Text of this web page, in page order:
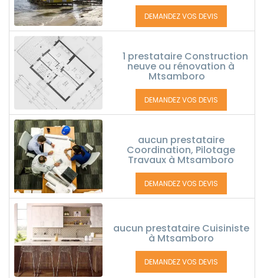
DEMANDEZ VOS DEVIS
1 prestataire Construction
neuve ou rénovation à
Mtsamboro
DEMANDEZ VOS DEVIS
aucun prestataire
Coordination, Pilotage
Travaux à Mtsamboro
DEMANDEZ VOS DEVIS
aucun prestataire Cuisiniste
à Mtsamboro
DEMANDEZ VOS DEVIS